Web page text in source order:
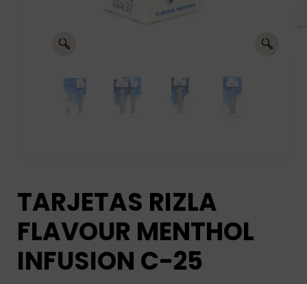
TARJETAS RIZLA
FLAVOUR MENTHOL
INFUSION C-25